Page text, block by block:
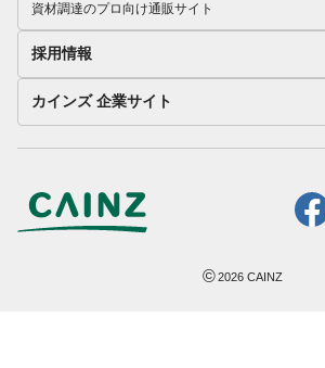
資材調達のプロ向け通販サイト
採用情報
カインズ 企業サイト
©2026 CAINZ